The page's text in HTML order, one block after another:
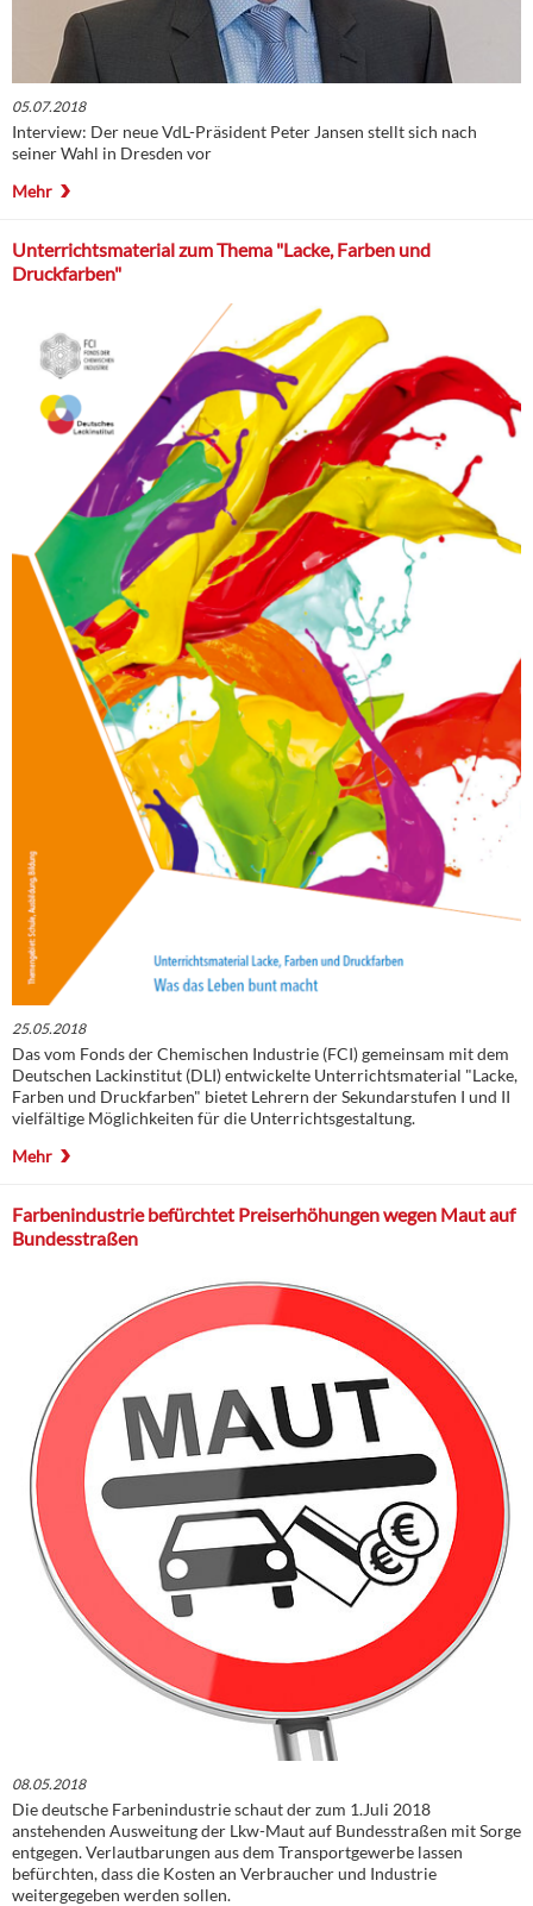
05.07.2018
Interview: Der neue VdL-Präsident Peter Jansen stellt sich nach
seiner Wahl in Dresden vor
Mehr
Unterrichtsmaterial zum Thema "Lacke, Farben und
Druckfarben"
25.05.2018
Das vom Fonds der Chemischen Industrie (FCI) gemeinsam mit dem
Deutschen Lackinstitut (DLI) entwickelte Unterrichtsmaterial "Lacke,
Farben und Druckfarben" bietet Lehrern der Sekundarstufen I und II
vielfältige Möglichkeiten für die Unterrichtsgestaltung.
Mehr
Farbenindustrie befürchtet Preiserhöhungen wegen Maut auf
Bundesstraßen
08.05.2018
Die deutsche Farbenindustrie schaut der zum 1.Juli 2018
anstehenden Ausweitung der Lkw-Maut auf Bundesstraßen mit Sorge
entgegen. Verlautbarungen aus dem Transportgewerbe lassen
befürchten, dass die Kosten an Verbraucher und Industrie
weitergegeben werden sollen.